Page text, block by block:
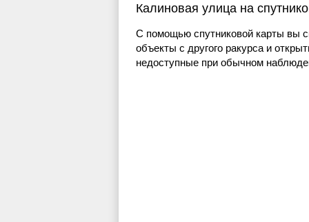
Калиновая улица на
С помощью спутниковой карты вы
объекты с другого ракурса и
недоступные при обычном